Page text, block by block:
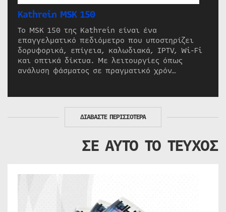
Kathrein MSK 150
Το MSK 150 της Kathrein είναι ένα
επαγγελματικό πεδιόμετρο που υποστηρίζει
δορυφορικά, επίγεια, καλωδιακά, IPTV, Wi-Fi
και οπτικά δίκτυα. Με λειτουργίες όπως
ανάλυση φάσματος σε πραγματικό χρόν…
ΔΙΑΒΑΣΤΕ ΠΕΡΙΣΣΟΤΕΡΑ
ΣΕ ΑΥΤΟ ΤΟ ΤΕΥΧΟΣ